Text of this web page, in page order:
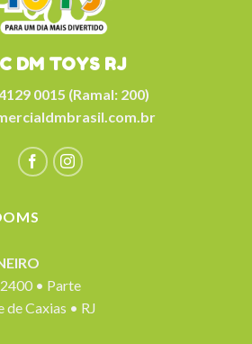
DM TOYS RJ
0015 (Ramal: 200)
• Parte
de Caxias • RJ